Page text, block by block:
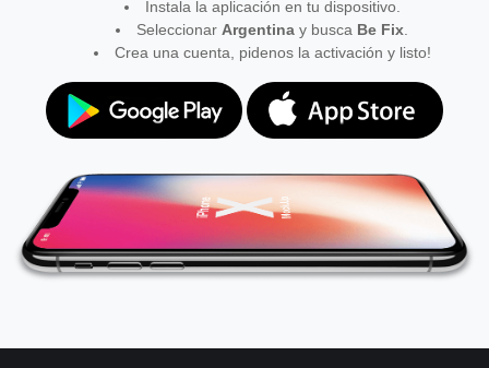
Instala la aplicación en tu dispositivo.
Seleccionar Argentina y busca Be Fix
Crea una cuenta, pidenos la activación y listo!